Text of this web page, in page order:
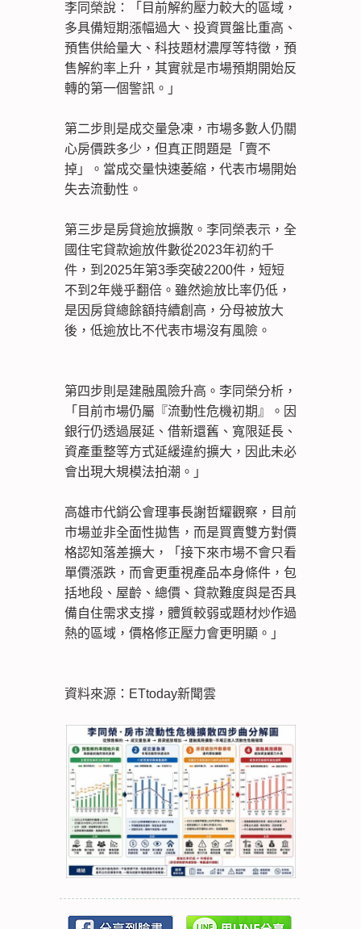
李同榮說：「目前解約壓力較大的區域，
多具備短期漲幅過大、投資買盤比重高、
預售供給量大、科技題材濃厚等特徵，預
售解約率上升，其實就是市場預期開始反
轉的第一個警訊。」
第二步則是成交量急凍，市場多數人仍關
心房價跌多少，但真正問題是「賣不
掉」。當成交量快速萎縮，代表市場開始
失去流動性。
第三步是房貸逾放擴散。李同榮表示，全
國住宅貸款逾放件數從2023年初約千
件，到2025年第3季突破2200件，短短
不到2年幾乎翻倍。雖然逾放比率仍低，
是因房貸總餘額持續創高，分母被放大
後，低逾放比不代表市場沒有風險。
第四步則是建融風險升高。李同榮分析，
「目前市場仍屬『流動性危機初期』。因
銀行仍透過展延、借新還舊、寬限延長、
資產重整等方式延緩違約擴大，因此未必
會出現大規模法拍潮。」
高雄市代銷公會理事長謝哲耀觀察，目前
市場並非全面性拋售，而是買賣雙方對價
格認知落差擴大，「接下來市場不會只看
單價漲跌，而會更重視產品本身條件，包
括地段、屋齡、總價、貸款難度與是否具
備自住需求支撐，體質較弱或題材炒作過
熱的區域，價格修正壓力會更明顯。」
資料來源：ETtoday新聞雲